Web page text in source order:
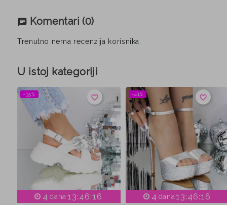
chat Komentari (0)
Trenutno nema recenzija korisnika.
U istoj kategoriji
favorite_border
−35%
4 dana13:46:15
favorite_border
−41%
4 dana13:46:15